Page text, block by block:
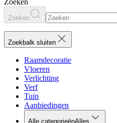
Zoeken
Zoeken
Zoekbalk sluiten
Raamdecoratie
Vloeren
Verlichting
Verf
Tuin
Aanbiedingen
Alle categorieënAlles